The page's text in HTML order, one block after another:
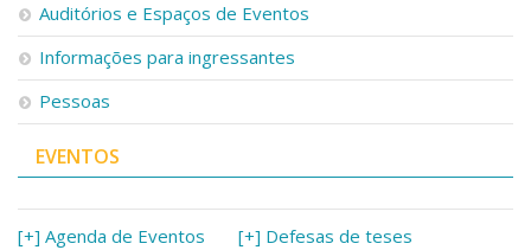
Apoio ao Estudante
Segurança, Trânsito e Prevenção
RH, Administrativo e Financeiro
Outros serviços
Comunicação
Assessorias e Mídias
Aplicativos e Sites
Jornal da USP
Agenda de Eventos
Auditórios e Espaços de Eventos
Informações para ingressantes
Pessoas
EVENTOS
[+] Agenda de Eventos [+] Defesas de teses